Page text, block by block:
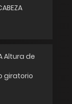
Altura de
giratorio